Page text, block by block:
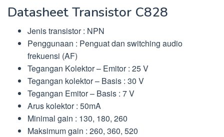
Datasheet Transistor C828
Jenis transistor : NPN
Penggunaan : Penguat dan switching audio
frekuensi (AF)
Tegangan Kolektor – Emitor : 25 V
Tegangan kolektor – Basis : 30 V
Tegangan Emitor – Basis : 7 V
Arus kolektor : 50mA
Minimal gain : 130, 180, 260
Maksimum gain : 260, 360, 520